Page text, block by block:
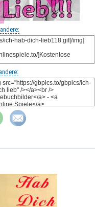
andere: